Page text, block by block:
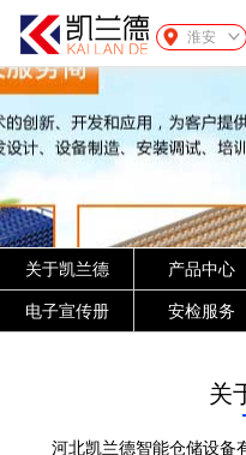
淮安
关于凯兰德 产品中心
电子宣传册 安检服务
关
河北凯兰德智能仓储设备有